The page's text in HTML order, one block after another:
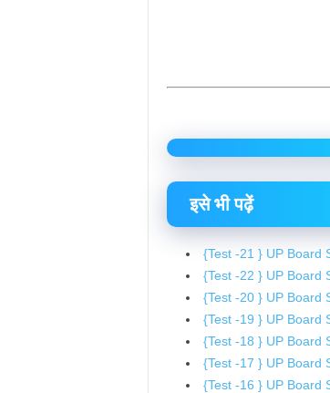
इसे भी पढ़ें
{Test -21 } UP Board
{Test -22 } UP Board
{Test -20 } UP Board
{Test -19 } UP Board
{Test -18 } UP Board
{Test -17 } UP Board
{Test -16 } UP Board